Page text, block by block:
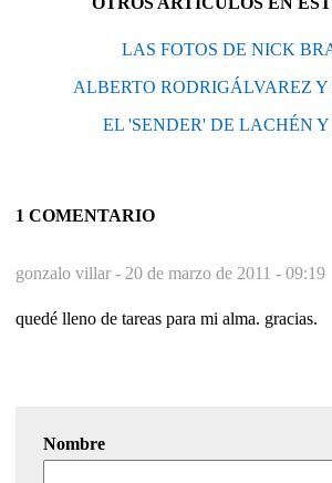
LAS FOTOS DE NICK
ALBERTO RODRIGÁLVAREZ
EL 'SENDER' DE LACHÉN
1 COMENTARIO
gonzalo villar - 20 de marzo de 2011 - 09:19
quedé lleno de tareas para mi alma. gracias.
Nombre